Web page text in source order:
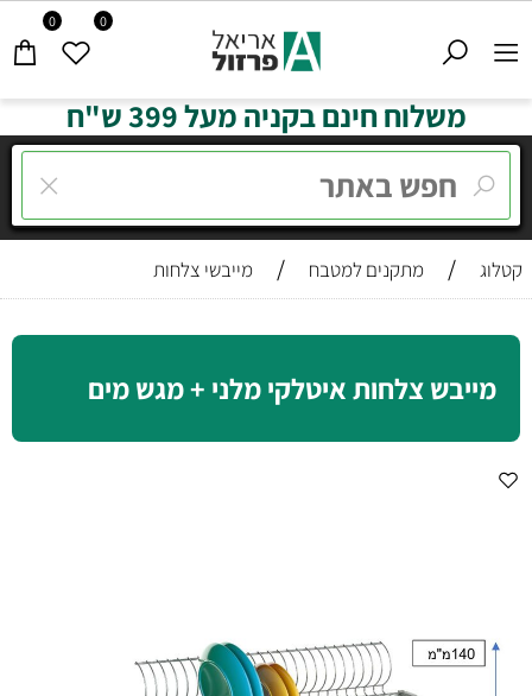
0 0
משלוח חינם בקניה מעל 399 ש"ח
קטלוג / מתקנים למטבח / מייבשי צלחות
מייבש צלחות איטלקי מלני + מגש מים